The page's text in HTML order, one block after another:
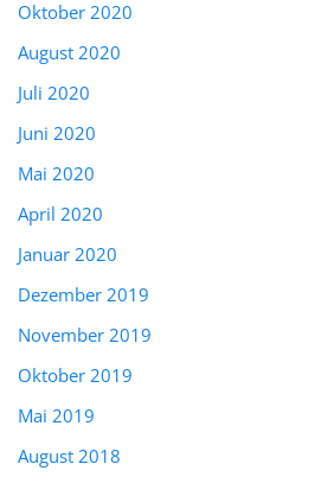
Oktober 2020
August 2020
Juli 2020
Juni 2020
Mai 2020
April 2020
Januar 2020
Dezember 2019
November 2019
Oktober 2019
Mai 2019
August 2018